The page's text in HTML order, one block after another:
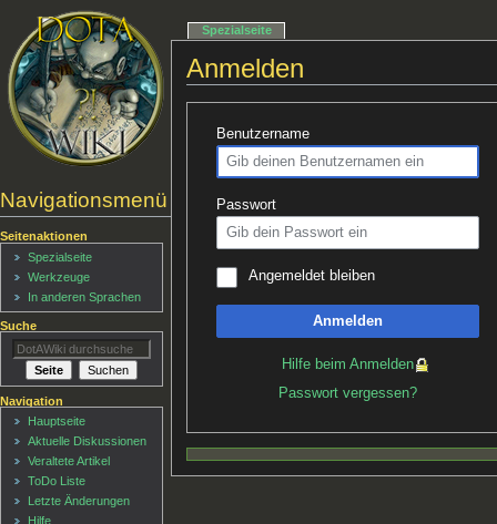
Anmelden
Benutzername
Passwort
Angemeldet bleiben
Anmelden
Hilfe beim Anmelden
Passwort vergessen?
Navigationsmenü
Spezialseite
Seitenaktionen
Spezialseite
Werkzeuge
In anderen Sprachen
Suche
Navigation
Hauptseite
Aktuelle Diskussionen
Veraltete Artikel
ToDo Liste
Letzte Änderungen
Hilfe